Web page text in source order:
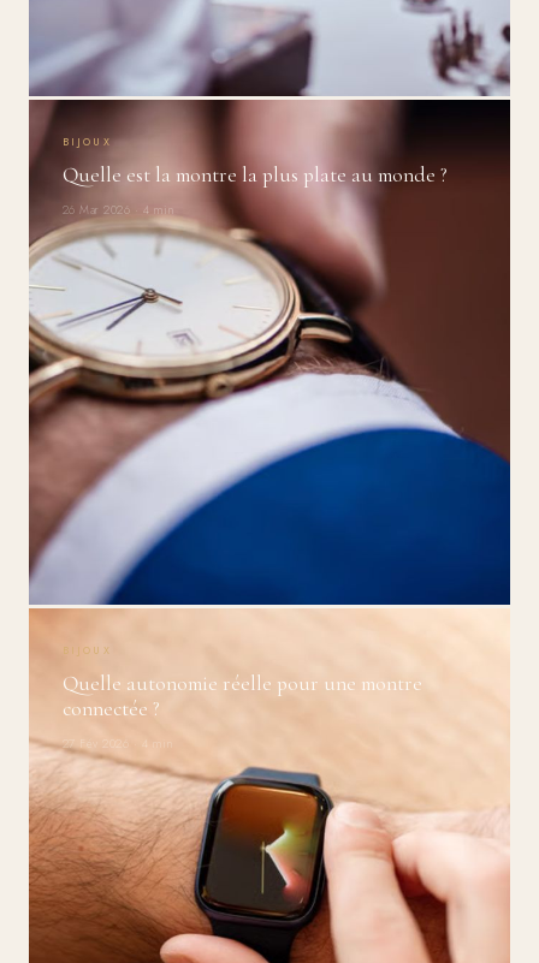
BIJOUX
Quelle est la montre la plus plate au monde ?
26 Mar 2026 · 4 min
BIJOUX
Quelle autonomie réelle pour une montre
connectée ?
27 Fév 2026 · 4 min